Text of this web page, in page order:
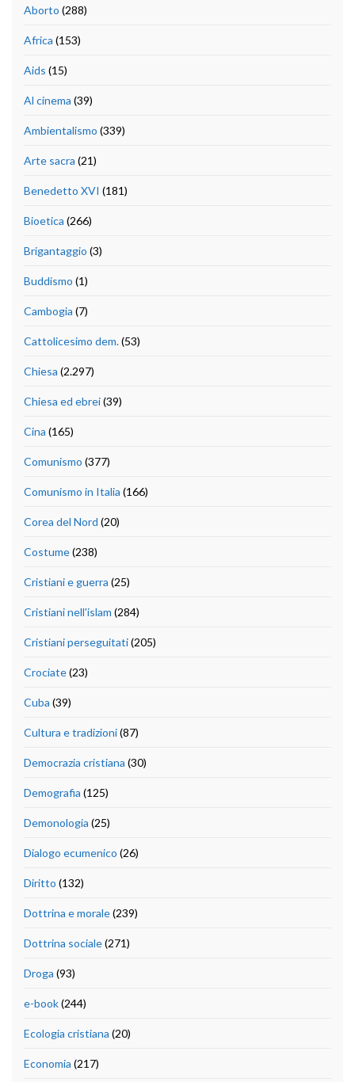
Aborto (288)
Africa (153)
Aids (15)
Al cinema (39)
Ambientalismo (339)
Arte sacra (21)
Benedetto XVI (181)
Bioetica (266)
Brigantaggio (3)
Buddismo (1)
Cambogia (7)
Cattolicesimo dem.(53)
Chiesa (2.297)
Chiesa ed ebrei(39)
Cina (165)
Comunismo (377)
Comunismo in Italia (166)
Corea del Nord (20)
Costume(238)
Cristiani e guerra (25)
Cristiani nell'islam (284)
Cristiani perseguitati(205)
Crociate(23)
Cuba (39)
Cultura e tradizioni(87)
Democrazia cristiana (30)
Demografia (125)
Demonologia (25)
Dialogo ecumenico (26)
Diritto (132)
Dottrina e morale(239)
Dottrina sociale(271)
Droga (93)
e-book(244)
Ecologia cristiana (20)
Economia (217)